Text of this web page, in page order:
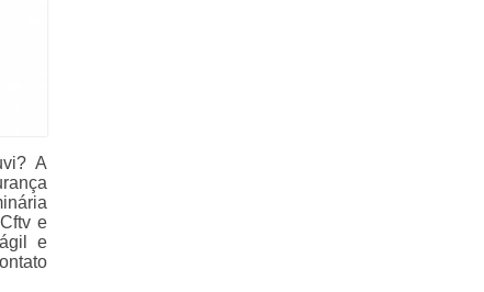
A
e
e